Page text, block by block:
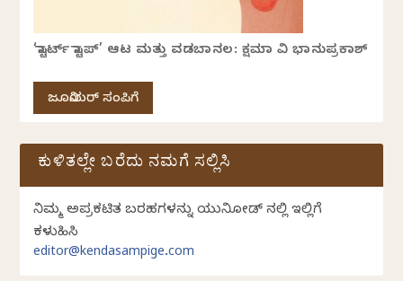
‘ಸ್ಟಾರ್ಟ್ ಸ್ಟಾಪ್’ ಆಟ ಮತ್ತು ವಡಬಾನಲ: ಕ್ಷಮಾ ವಿ ಭಾನುಪ್ರಕಾಶ್
ಜೂನಿಯರ್ ಸಂಪಿಗೆ
ಕುಳಿತಲ್ಲೇ ಬರೆದು ನಮಗೆ ಸಲ್ಲಿಸಿ
ನಿಮ್ಮ ಅಪ್ರಕಟಿತ ಬರಹಗಳನ್ನು ಯುನಿಕೋಡ್ ನಲ್ಲಿ ಇಲ್ಲಿಗೆ
ಕಳುಹಿಸಿ
editor@kendasampige.com